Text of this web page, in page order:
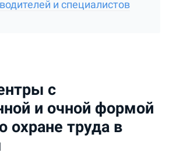
и специалистов
с
и очной формой
охране труда в